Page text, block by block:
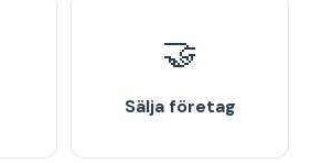
🤝
Sälja företag